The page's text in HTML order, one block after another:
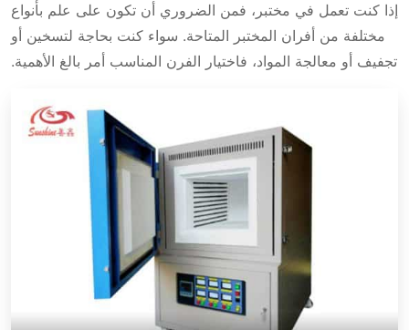
إذا كنت تعمل في مختبر، فمن الضروري أن تكون على علم بأنواع
مختلفة من أفران المختبر المتاحة. سواء كنت بحاجة لتسخين أو
تجفيف أو معالجة المواد، فاختيار الفرن المناسب أمر بالغ الأهمية.